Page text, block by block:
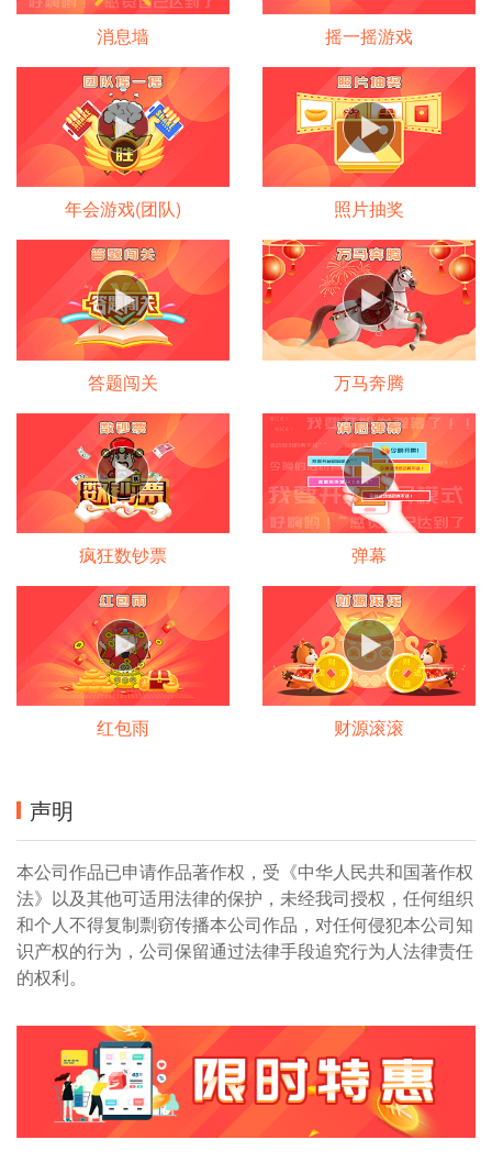
消息墙 摇一摇游戏
年会游戏(团队) 照片抽奖
答题闯关 万马奔腾
疯狂数钞票 弹幕
红包雨 财源滚滚
声明
本公司作品已申请作品著作权，受《中华人民共和国著作权
法》以及其他可适用法律的保护，未经我司授权，任何组织
和个人不得复制剽窃传播本公司作品，对任何侵犯本公司知
识产权的行为，公司保留通过法律手段追究行为人法律责任
的权利。